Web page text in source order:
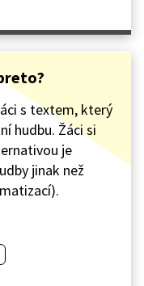
s textem, který
hudbu. Žáci si
je
jinak než